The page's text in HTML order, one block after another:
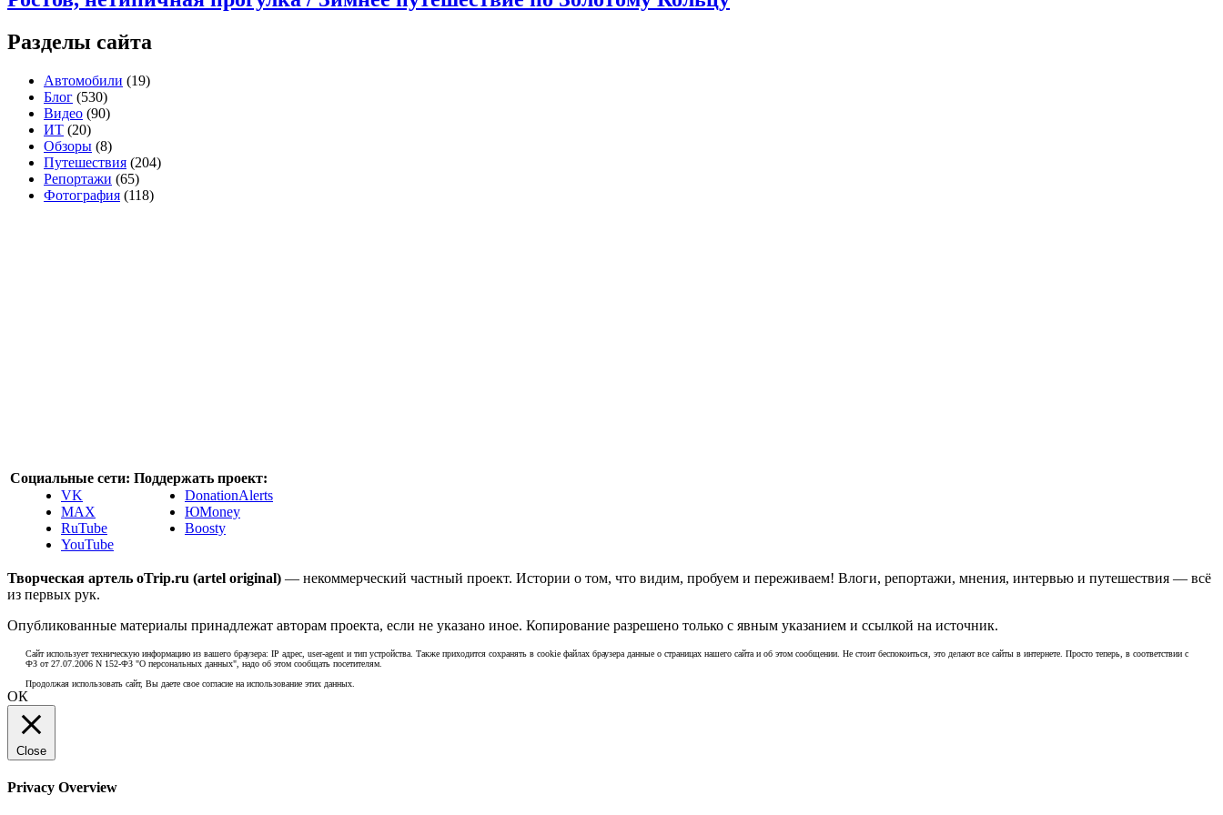
Разделы сайта
Автомобили (19)
Блог (530)
Видео (90)
ИТ (20)
Обзоры (8)
Путешествия (204)
Репортажи (65)
Фотография (118)
Социальные сети:
VK
MAX
RuTube
YouTube
Поддержать проект:
DonationAlerts
ЮMoney
Boosty
Творческая артель oTrip.ru (artel original) — некоммерческий частный проект. Истории о том, что видим, пробуем и переживаем! Влоги, репортажи, мнения, интервью и путешествия — всё
из первых рук.
Опубликованные материалы принадлежат авторам проекта, если не указано иное. Копирование разрешено только с явным указанием и ссылкой на источник.
Сайт использует техническую информацию из вашего браузера: IP адрес, user-agent и тип устройства. Также приходится сохранять в cookie файлах браузера данные о страницах нашего сайта и об этом сообщении. Не стоит беспокоиться, это делают все сайты в интернете. Просто теперь, в соответствии с
ФЗ от 27.07.2006 N 152-ФЗ "О персональных данных", надо об этом сообщать посетителям.
Продолжая использовать сайт, Вы даете свое согласие на использование этих данных.
ОК
Close
Privacy Overview